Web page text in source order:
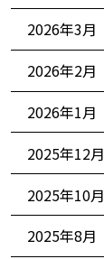
2026年3月
2026年2月
2026年1月
2025年12月
2025年10月
2025年8月